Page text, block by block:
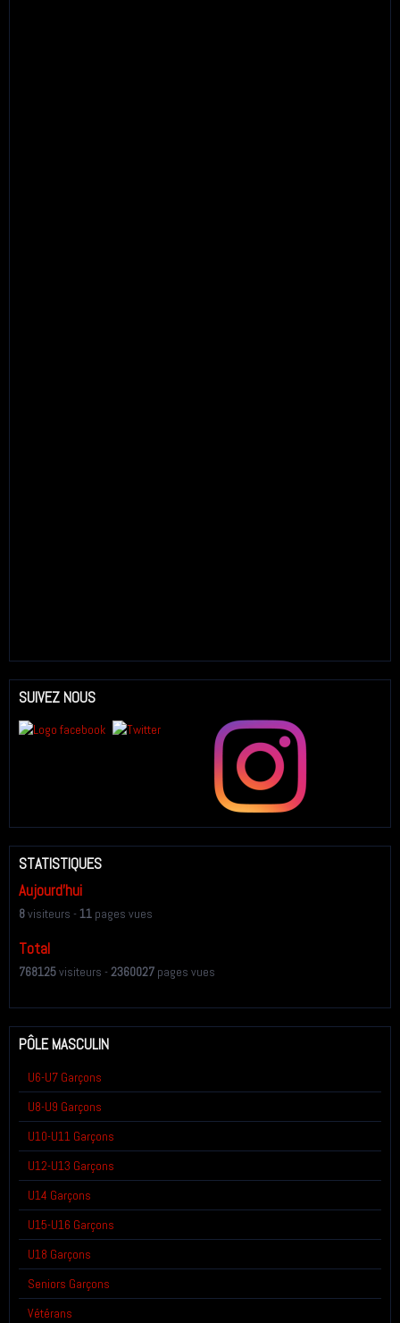
SUIVEZ NOUS
STATISTIQUES
Aujourd'hui
8visiteurs -11 pages vues
Total
768125visiteurs -2360027 pages vues
PÔLE MASCULIN
U6-U7 Garçons
U8-U9 Garçons
U10-U11 Garçons
U12-U13 Garçons
U14 Garçons
U15-U16 Garçons
U18 Garçons
Seniors Garçons
Vétérans